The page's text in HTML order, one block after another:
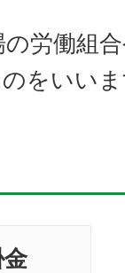
労働組
をいい